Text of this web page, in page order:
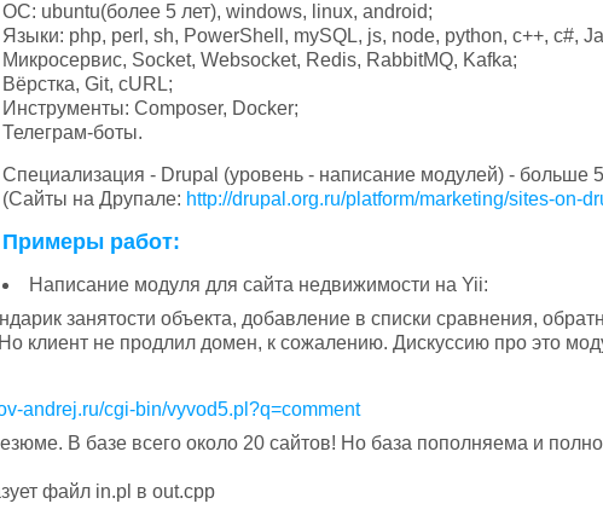
ОС: ubuntu(более 5 лет), windows, linux, android;
Языки: php, perl, sh, PowerShell, mySQL, js, node, python, c++, c#,
Микросервис, Socket, Websocket, Redis, RabbitMQ, Kafka;
Вёрстка, Git, cURL;
Инструменты: Composer, Docker;
Телеграм-боты.
Специализация - Drupal (уровень - написание модулей) - больше
(Сайты на Друпале: http://drupal.org.ru/platform/marketing/sites-on-
Примеры работ:
Написание модуля для сайта недвижимости на Yii:
занятости объекта, добавление в списки сравнения,
клиент не продлил домен, к сожалению. Дискуссию про это
andrej.ru/cgi-bin/vyvod5.pl?q=comment
В базе всего около 20 сайтов! Но база пополняема и
файл in.pl в out.cpp